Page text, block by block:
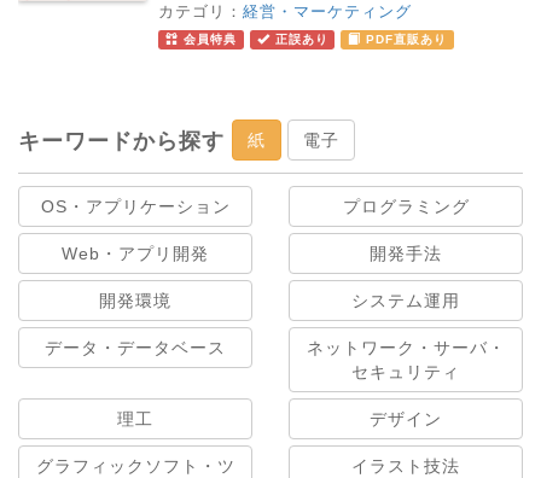
カテゴリ： 経営・マーケティング
会員特典 正誤あり PDF直販あり
キーワードから探す 紙 電子
OS・アプリケーション プログラミング
Web・アプリ開発 開発手法
開発環境 システム運用
データ・データベース
ネットワーク・サーバ・
セキュリティ
理工 デザイン
グラフィックソフト・ツ
イラスト技法